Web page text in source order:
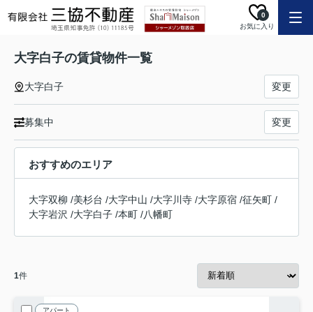
お気に入り
0
大字白子の賃貸物件一覧
大字白子 変更
募集中 変更
おすすめのエリア
大字双柳 /美杉台 /大字中山 /大字川寺 /大字原宿 /征矢町 /
大字岩沢 /大字白子 /本町 /八幡町
1件
アパート